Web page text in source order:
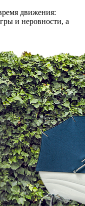
движения:
и неровности, а